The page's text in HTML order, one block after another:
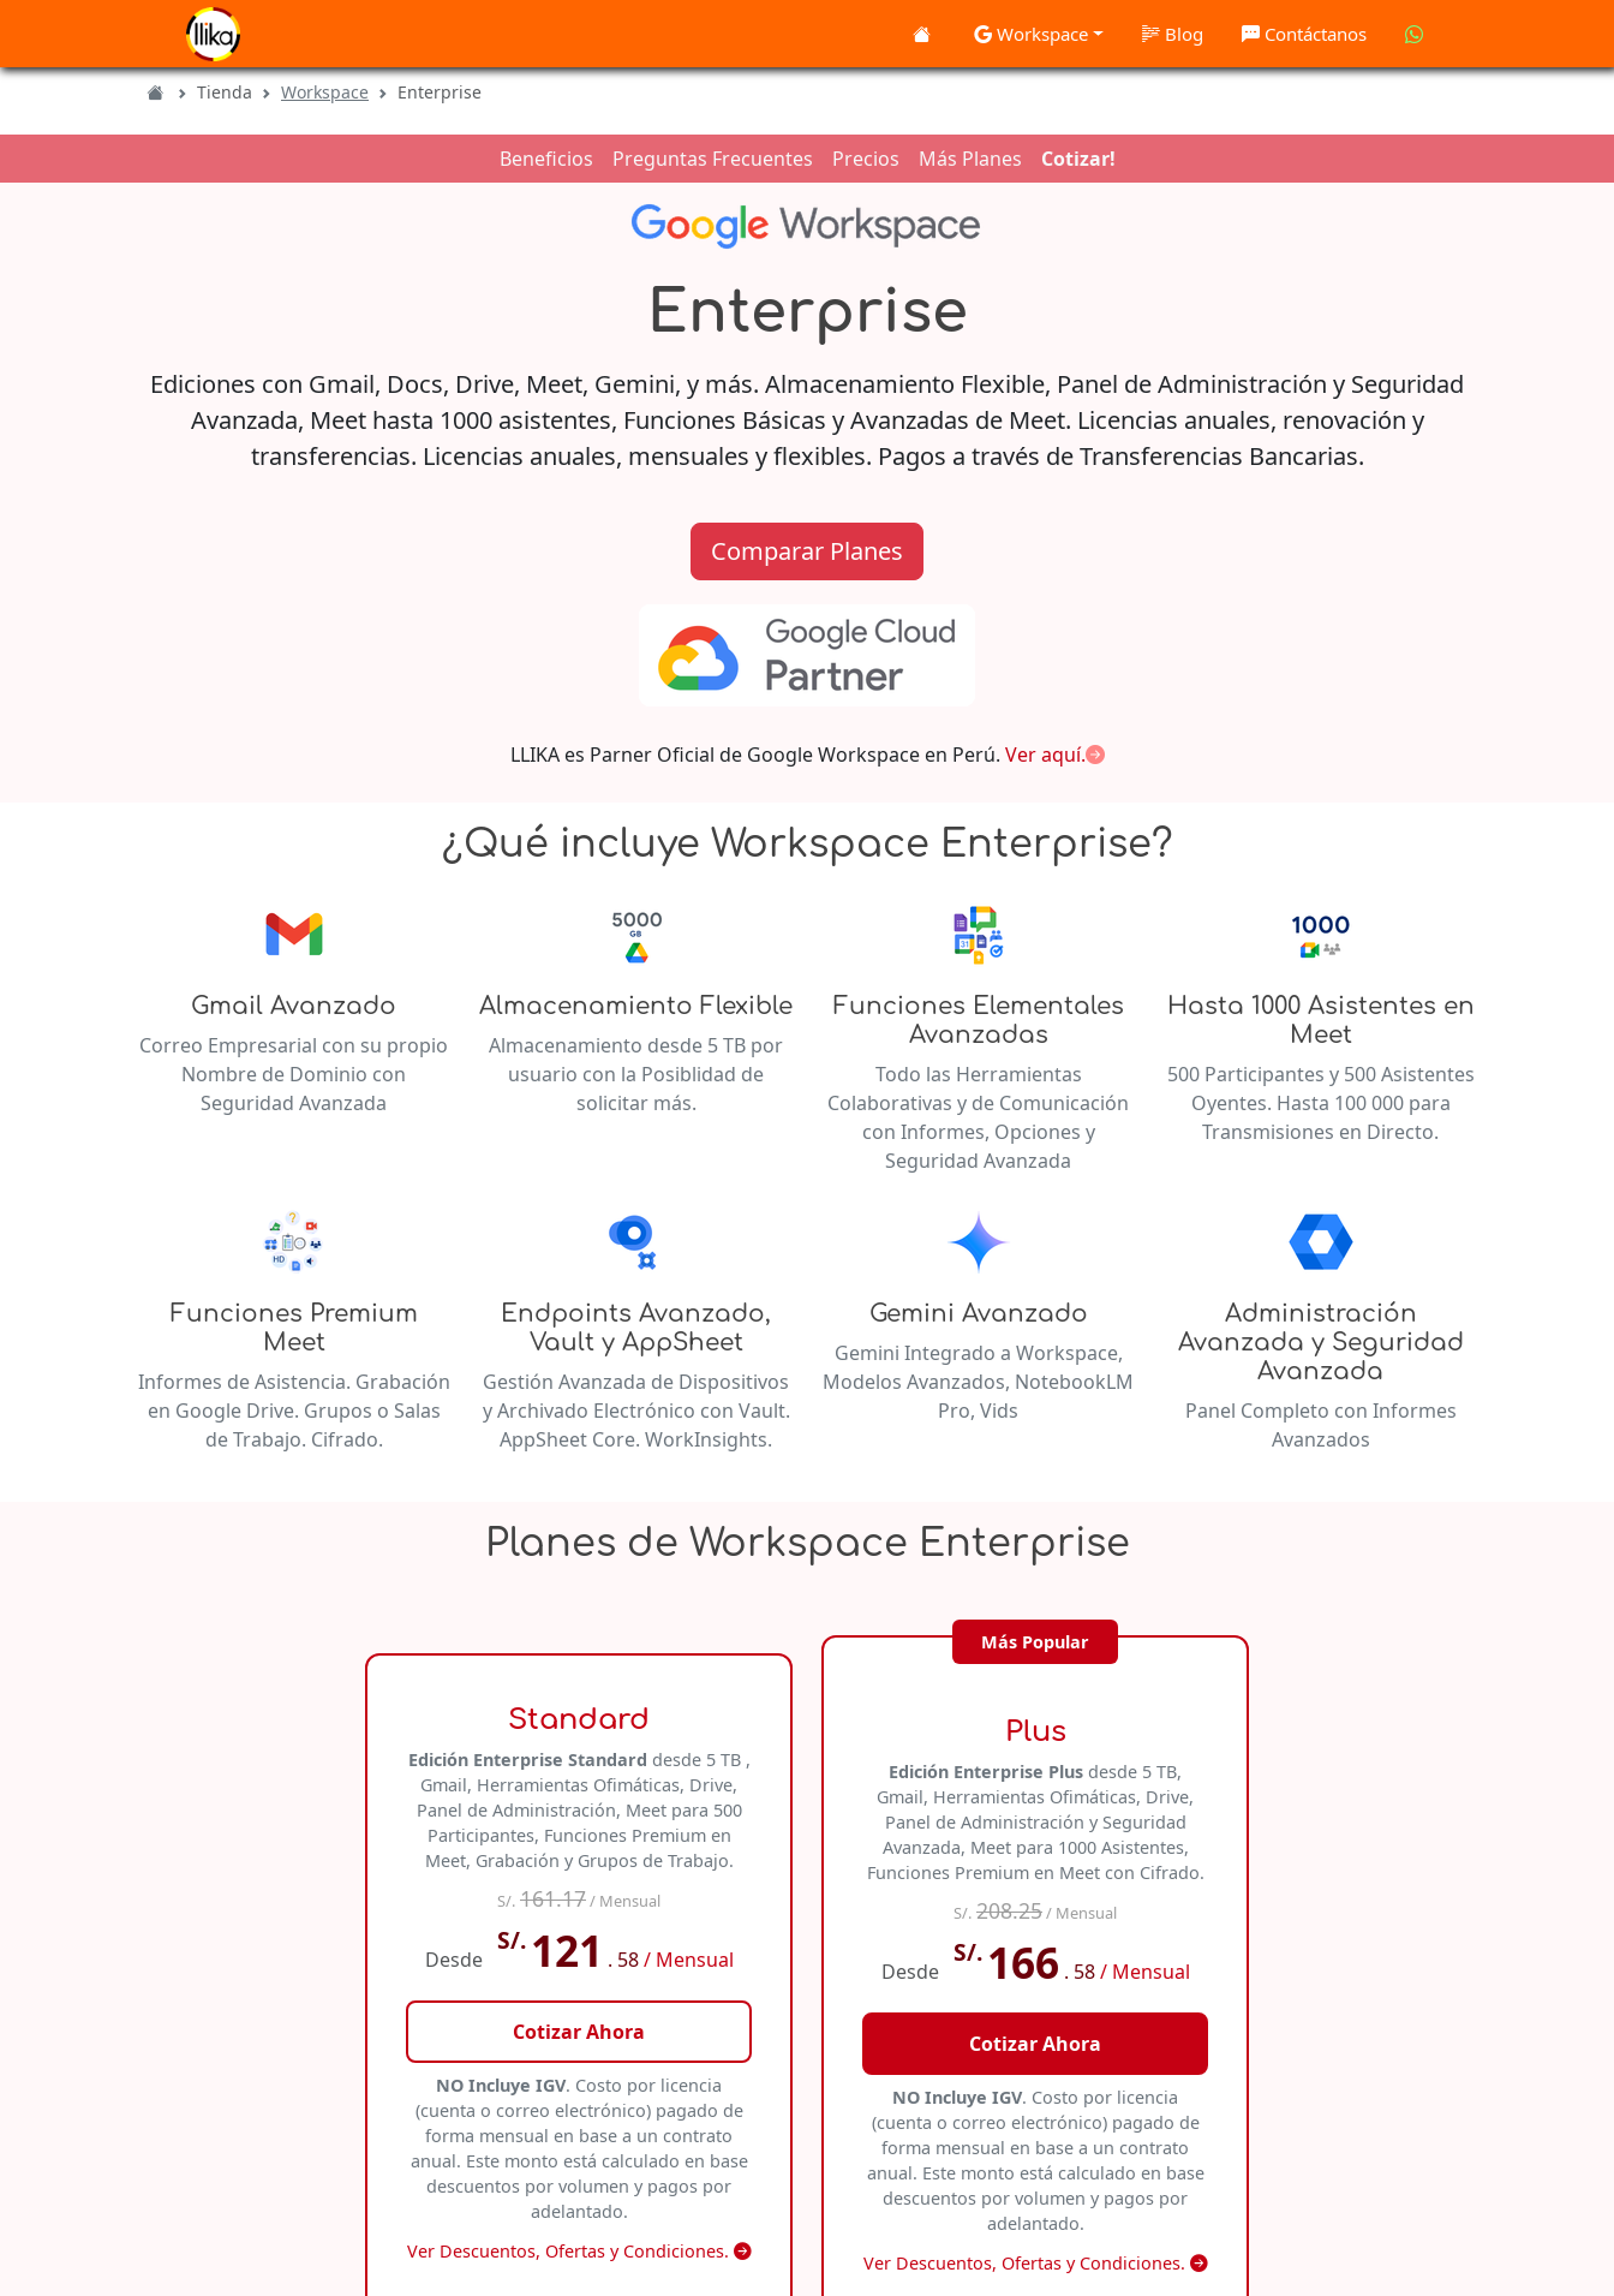
Workspace Blog Contáctanos
Tienda Workspace Enterprise
Beneficios Preguntas Frecuentes Precios Más Planes Cotizar!
Enterprise
Ediciones con Gmail, Docs, Drive, Meet, Gemini, y más. Almacenamiento Flexible, Panel de Administración y Seguridad
Avanzada, Meet hasta 1000 asistentes, Funciones Básicas y Avanzadas de Meet. Licencias anuales, renovación y
transferencias. Licencias anuales, mensuales y flexibles. Pagos a través de Transferencias Bancarias.
Comparar Planes
LLIKA es Parner Oficial de Google Workspace en Perú. Ver aquí.
¿Qué incluye Workspace Enterprise?
Gmail Avanzado
Correo Empresarial con su propio
Nombre de Dominio con
Seguridad Avanzada
Almacenamiento Flexible
Almacenamiento desde 5 TB por
usuario con la Posiblidad de
solicitar más.
Funciones Elementales
Avanzadas
Todo las Herramientas
Colaborativas y de Comunicación
con Informes, Opciones y
Seguridad Avanzada
Hasta 1000 Asistentes en
Meet
500 Participantes y 500 Asistentes
Oyentes. Hasta 100 000 para
Transmisiones en Directo.
Funciones Premium
Meet
Informes de Asistencia. Grabación
en Google Drive. Grupos o Salas
de Trabajo. Cifrado.
Endpoints Avanzado,
Vault y AppSheet
Gestión Avanzada de Dispositivos
y Archivado Electrónico con Vault.
AppSheet Core. WorkInsights.
Gemini Avanzado
Gemini Integrado a Workspace,
Modelos Avanzados, NotebookLM
Pro, Vids
Administración
Avanzada y Seguridad
Avanzada
Panel Completo con Informes
Avanzados
Planes de Workspace Enterprise
Standard
Edición Enterprise Standard desde 5 TB ,
Gmail, Herramientas Ofimáticas, Drive,
Panel de Administración, Meet para 500
Participantes, Funciones Premium en
Meet, Grabación y Grupos de Trabajo.
S/. 161.17/ Mensual
Desde
S/. 121 . 58/ Mensual
Cotizar Ahora
NO Incluye IGV. Costo por licencia
(cuenta o correo electrónico) pagado de
forma mensual en base a un contrato
anual. Este monto está calculado en base
descuentos por volumen y pagos por
adelantado.
Ver Descuentos, Ofertas y Condiciones.
Más Popular
Plus
Edición Enterprise Plus desde 5 TB,
Gmail, Herramientas Ofimáticas, Drive,
Panel de Administración y Seguridad
Avanzada, Meet para 1000 Asistentes,
Funciones Premium en Meet con Cifrado.
S/. 208.25/ Mensual
Desde
S/. 166 . 58/ Mensual
Cotizar Ahora
NO Incluye IGV. Costo por licencia
(cuenta o correo electrónico) pagado de
forma mensual en base a un contrato
anual. Este monto está calculado en base
descuentos por volumen y pagos por
adelantado.
Ver Descuentos, Ofertas y Condiciones.